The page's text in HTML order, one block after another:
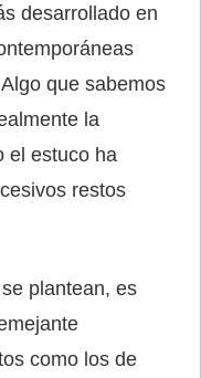
desarrollado en
que sabemos
la
el estuco ha
restos
plantean, es
como los de